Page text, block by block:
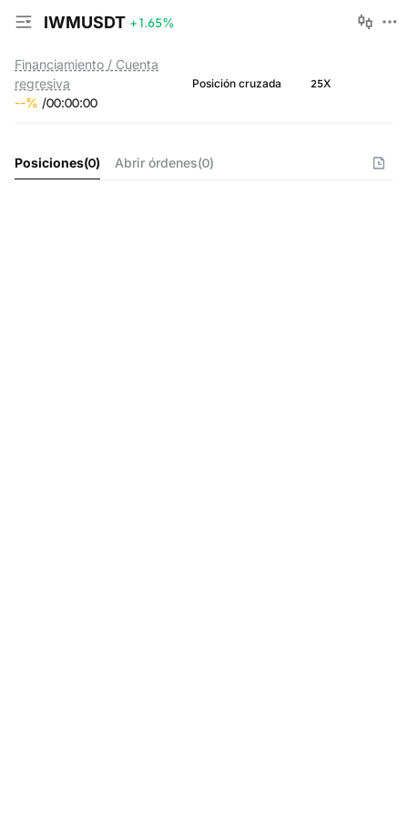
IWMUSDT +1.65%
Financiamiento / Cuenta
regresiva
--% /00:00:00
Posición cruzada 25X
Posiciones(0) Abrir órdenes(0)